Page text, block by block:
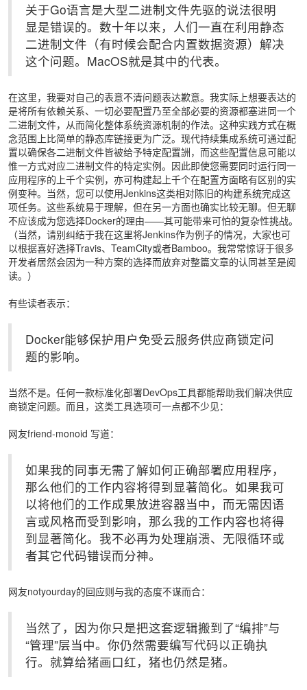
关于Go语言是大型二进制文件先驱的说法很明
显是错误的。数十年以来，人们一直在利用静态
二进制文件（有时候会配合内置数据资源）解决
这个问题。MacOS就是其中的代表。
在这里，我要对自己的表意不清问题表达歉意。我实际上想要表达的
是将所有依赖关系、一切必要配置乃至全部必要的资源都塞进同一个
二进制文件，从而简化整体系统资源机制的作法。这种实践方式在概
念范围上比简单的静态库链接更为广泛。现代持续集成系统可通过配
置以确保各二进制文件皆被给予特定配置詶，而这些配置信息可能以
惟一方式对应二进制文件的特定实例。因此即使您需要同时运行同一
应用程序的上千个实例，亦可构建起上千个在配置方面略有区别的实
例变种。当然，您可以使用Jenkins这类相对陈旧的构建系统完成这
项任务。这些系统易于理解，但在另一方面也确实比较无聊。但无聊
不应该成为您选择Docker的理由——其可能带来可怕的复杂性挑战。
（当然，请别纠结于我在这里将Jenkins作为例子的情况，大家也可
以根据喜好选择Travis、TeamCity或者Bamboo。我常常惊讶于很多
开发者居然会因为一种方案的选择而放弃对整篇文章的认同甚至是阅
读。）
有些读者表示：
Docker能够保护用户免受云服务供应商锁定问
题的影响。
当然不是。任何一款标准化部署DevOps工具都能帮助我们解决供应
商锁定问题。而且，这类工具选项可一点都不少见：
网友friend-monoid 写道：
如果我的同事无需了解如何正确部署应用程序，
那么他们的工作内容将得到显著简化。如果我可
以将他们的工作成果放进容器当中，而无需因语
言或风格而受到影响，那么我的工作内容也将得
到显著简化。我不必再为处理崩溃、无限循环或
者其它代码错误而分神。
网友notyourday的回应则与我的态度不谋而合：
当然了，因为你只是把这套逻辑搬到了“编排”与
“管理”层当中。你仍然需要编写代码以正确执
行。就算给猪画口红，猪也仍然是猪。